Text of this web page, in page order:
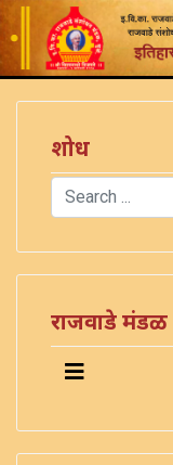
शोध
Search
राजवाडे